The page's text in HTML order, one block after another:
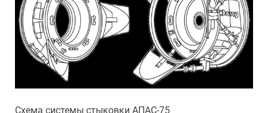
Схема системы стыковки АПАС-75